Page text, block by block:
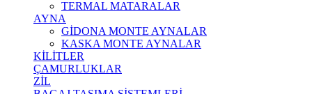
TERMAL MATARALAR
AYNA
GİDONA MONTE AYNALAR
KASKA MONTE AYNALAR
KİLİTLER
ÇAMURLUKLAR
ZİL